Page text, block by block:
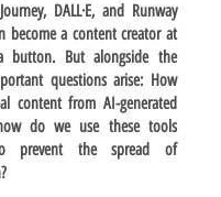
DALL·E, and Runway
become a content creator at
But alongside the
questions arise: How
content from AI-generated
do we use these tools
prevent the spread of